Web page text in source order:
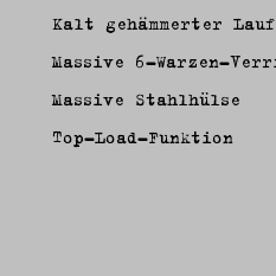
Kalt gehämmerter Lauf
Massive 6-Warzen-
Massive Stahlhülse
Top-Load-Funktion